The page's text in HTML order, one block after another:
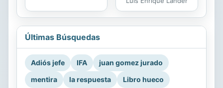
Últimas Búsquedas
Adiós jefe IFA
juan gomez jurado
mentira
la respuesta Libro hueco